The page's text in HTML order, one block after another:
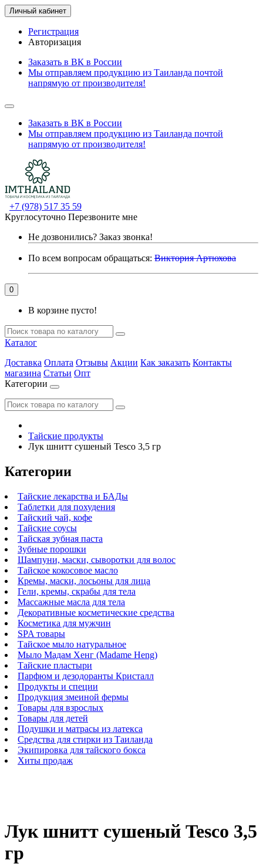
Личный кабинет
Регистрация
Авторизация
Заказать в ВК в России
Мы отправляем продукцию из Таиланда почтой
напрямую от производителя!
Заказать в ВК в России
Мы отправляем продукцию из Таиланда почтой
напрямую от производителя!
+7 (978) 517 35 59
Круглосуточно Перезвоните мне
Не дозвонились? Заказ звонка!
По всем вопросам обращаться: Виктория Артюхова
0
В корзине пусто!
Каталог
Доставка Оплата Отзывы Акции Как заказать Контакты
магазина Статьи Опт
Категории
Тайские продукты
Лук шнитт сушеный Tesco 3,5 гр
Категории
Тайские лекарства и БАДы
Таблетки для похудения
Тайский чай, кофе
Тайские соусы
Тайская зубная паста
Зубные порошки
Шампуни, маски, сыворотки для волос
Тайское кокосовое масло
Кремы, маски, лосьоны для лица
Гели, кремы, скрабы для тела
Массажные масла для тела
Декоративные косметические средства
Косметика для мужчин
SPA товары
Тайское мыло натуральное
Мыло Мадам Хенг (Madame Heng)
Тайские пластыри
Парфюм и дезодоранты Кристалл
Продукты и специи
Продукция змеиной фермы
Товары для взрослых
Товары для детей
Подушки и матрасы из латекса
Средства для стирки из Таиланда
Экипировка для тайского бокса
Хиты продаж
Лук шнитт сушеный Tesco 3,5
гр